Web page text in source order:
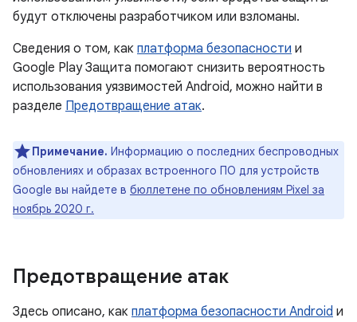
будут отключены разработчиком или взломаны.
Сведения о том, как платформа безопасности и
Google Play Защита помогают снизить вероятность
использования уязвимостей Android, можно найти в
разделе Предотвращение атак.
Примечание. Информацию о последних беспроводных
обновлениях и образах встроенного ПО для устройств
Google вы найдете в бюллетене по обновлениям Pixel за
ноябрь 2020 г.
Предотвращение атак
Здесь описано, как платформа безопасности Android и